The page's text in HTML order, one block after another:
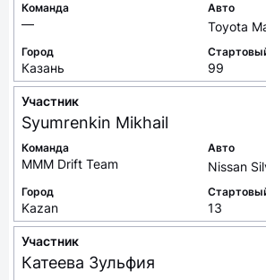
Команда
—
Авто
Toyota
Город
Казань 99
Участник
Syumrenkin Mikhail
Команда
MMM Drift Team
Авто
Nissan
Город
Kazan 13
Участник
Катеева Зульфия